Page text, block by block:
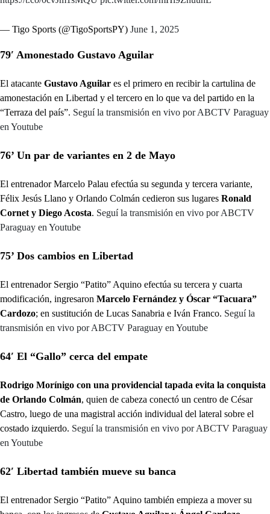
— Tigo Sports (@TigoSportsPY) June 1, 2025
79′ Amonestado Gustavo Aguilar
El atacante Gustavo Aguilar es el primero en recibir la cartulina de
amonestación en Libertad y el tercero en lo que va del partido en la
“Terraza del país”. Seguí la transmisión en vivo por ABCTV Paraguay
en Youtube
76’ Un par de variantes en 2 de Mayo
El entrenador Marcelo Palau efectúa su segunda y tercera variante,
Félix Jesús Llano y Orlando Colmán cedieron sus lugares Ronald
Cornet y Diego Acosta. Seguí la transmisión en vivo por ABCTV
Paraguay en Youtube
75’ Dos cambios en Libertad
El entrenador Sergio “Patito” Aquino efectúa su tercera y cuarta
modificación, ingresaron Marcelo Fernández y Óscar “Tacuara”
Cardozo; en sustitución de Lucas Sanabria e Iván Franco. Seguí la
transmisión en vivo por ABCTV Paraguay en Youtube
64′ El “Gallo” cerca del empate
Rodrigo Morínigo con una providencial tapada evita la conquista
de Orlando Colmán, quien de cabeza conectó un centro de César
Castro, luego de una magistral acción individual del lateral sobre el
costado izquierdo. Seguí la transmisión en vivo por ABCTV Paraguay
en Youtube
62′ Libertad también mueve su banca
El entrenador Sergio “Patito” Aquino también empieza a mover su